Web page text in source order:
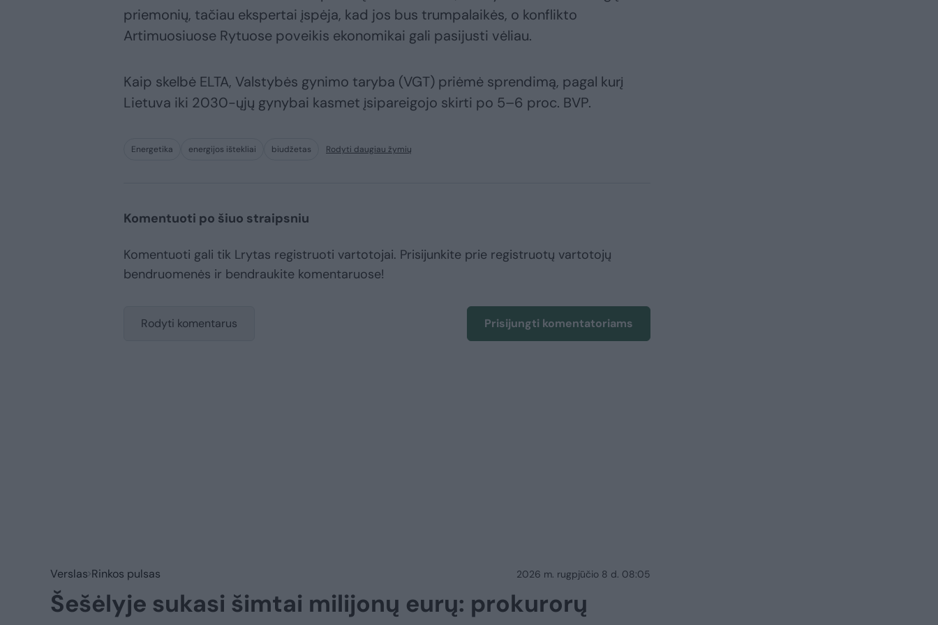
priemonių, tačiau ekspertai įspėja, kad jos bus trumpalaikės, o konflikto
Artimuosiuose Rytuose poveikis ekonomikai gali pasijusti vėliau.
Kaip skelbė ELTA, Valstybės gynimo taryba (VGT) priėmė sprendimą, pagal kurį
Lietuva iki 2030-ųjų gynybai kasmet įsipareigojo skirti po 5–6 proc. BVP.
Energetika energijos ištekliai biudžetas Rodyti daugiau žymių
Komentuoti po šiuo straipsniu
Komentuoti gali tik Lrytas registruoti vartotojai. Prisijunkite prie registruotų vartotojų
bendruomenės ir bendraukite komentaruose!
Rodyti komentarus Prisijungti komentatoriams
Verslas Rinkos pulsas 2026 m. rugpjūčio 8 d. 08:05
Šešėlyje sukasi šimtai milijonų eurų: prokurorų